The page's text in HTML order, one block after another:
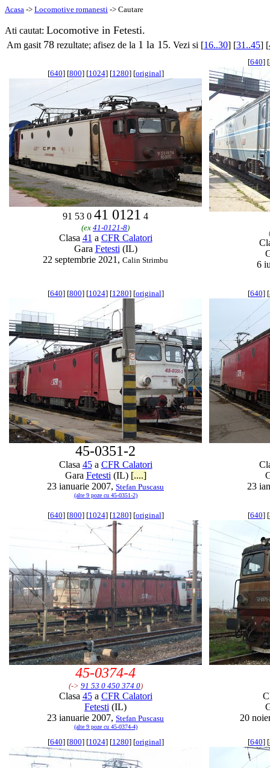
Acasa -> Locomotive romanesti -> Cautare
Ati cautat: Locomotive in Fetesti.
Am gasit 78 rezultate; afisez de la 1 la 15. Vezi si [16..30] [31..45] [
[640] [800] [1024] [1280] [original]
91 53 0 41 0121 4
(ex 41-0121-8)
Clasa 41 a CFR Calatori
Gara Fetesti (IL)
22 septembrie 2021, Calin Strimbu
[640] [
6
[640] [800] [1024] [1280] [original]
45-0351-2
Clasa 45a CFR Calatori
Gara Fetesti (IL) [....]
23 ianuarie 2007, Stefan Puscasu
(alte 9 poze cu 45-0351-2)
[640] [
23
[640] [800] [1024] [1280] [original]
45-0374-4
(-> 91 53 0 450 374 0)
Clasa 45a CFR Calatori
Fetesti (IL)
23 ianuarie 2007, Stefan Puscasu
(alte 9 poze cu 45-0374-4)
[640] [
20
[640] [800] [1024] [1280] [original] [640] [